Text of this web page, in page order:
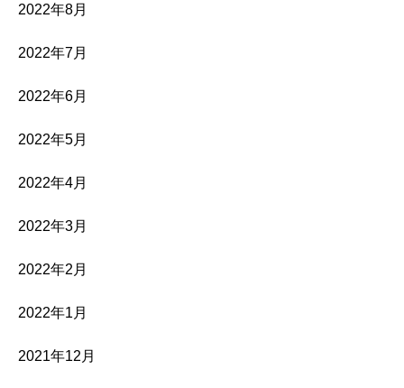
2022年8月
2022年7月
2022年6月
2022年5月
2022年4月
2022年3月
2022年2月
2022年1月
2021年12月